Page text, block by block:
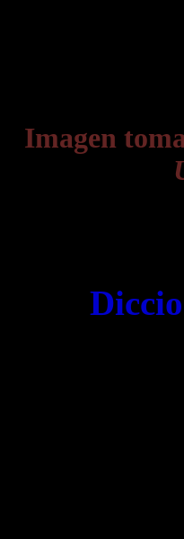
Imagen